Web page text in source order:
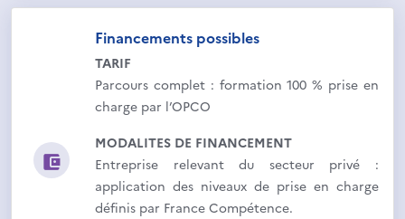
Financements possibles
TARIF
Parcours complet : formation 100 % prise en
charge par l’OPCO
MODALITES DE FINANCEMENT
Entreprise relevant du secteur privé :
application des niveaux de prise en charge
définis par France Compétence.